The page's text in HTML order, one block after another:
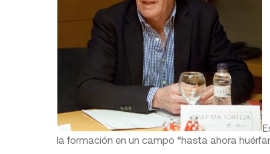
la formación en un campo “hasta ahora